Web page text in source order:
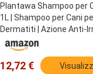
Plantawa Shampoo per
1L | Shampoo per Cani
Dermatiti | Azione Anti-
Allergeni, Senza
con Estratti Naturali
12,72 €